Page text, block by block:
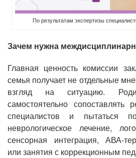
По результатам экспертизы
Зачем нужна
Главная ценность комиссии
семья получает не отдельные
взгляд на ситуацию.
самостоятельно сопоставлять
специалистов и пытаться
неврологическое лечение,
сенсорная интеграция, АВА-
или занятия с коррекционным